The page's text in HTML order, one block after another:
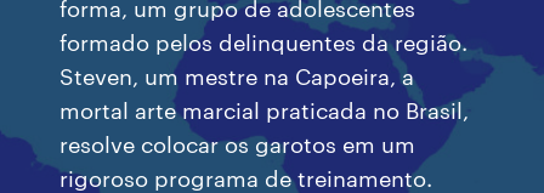
forma, um grupo de adolescentes
formado pelos delinquentes da região.
Steven, um mestre na Capoeira, a
mortal arte marcial praticada no Brasil,
resolve colocar os garotos em um
rigoroso programa de treinamento.